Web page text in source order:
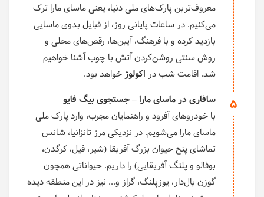
معروف‌ترین پارک‌های ملی دنیا، یعنی ماسای مارا ترک
می‌کنیم. در ساعات پایانی روز، از قبایل بدوی ماسایی
بازدید کرده و با فرهنگ، آیین‌ها، رقص‌های محلی و
روش سنتی روشن‌کردن آتش با چوب آشنا خواهیم
شد. اقامت شب در اکولوژخواهد بود.
5
سافاری در ماسای مارا – جستجوی بیگ فایو
با خودروهای آفرود و راهنمایان مجرب، وارد پارک ملی
ماسای مارا می‌شویم. در نزدیکی مرز تانزانیا، شانس
تماشای پنج حیوان بزرگ آفریقا (شیر، فیل، کرگدن،
بوفالو و پلنگ آفریقایی) را داریم. حیواناتی همچون
گوزن یال‌دار، یوزپلنگ، گراز و... نیز در این منطقه دیده